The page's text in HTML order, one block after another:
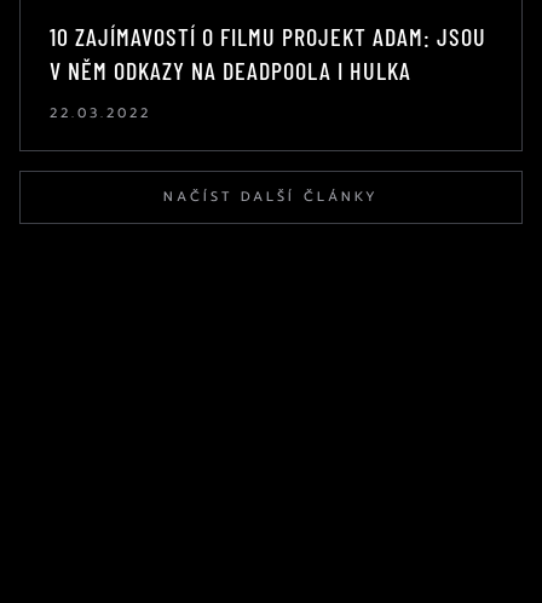
10 ZAJÍMAVOSTÍ O FILMU PROJEKT ADAM: JSOU
V NĚM ODKAZY NA DEADPOOLA I HULKA
22.03.2022
NAČÍST DALŠÍ ČLÁNKY